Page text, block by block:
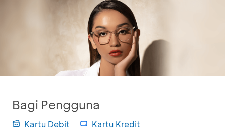
Bagi Pengguna
Kartu Debit Kartu Kredit